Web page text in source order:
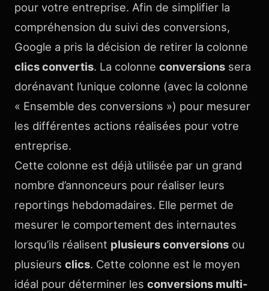
pour votre entreprise. Afin de simplifier la
compréhension du suivi des conversions,
Google a pris la décision de retirer la colonne
clics convertis. La colonne conversions sera
dorénavant l’unique colonne (avec la colonne
« Ensemble des conversions ») pour mesurer
les différentes actions réalisées pour votre
entreprise.
Cette colonne est déjà utilisée par un grand
nombre d’annonceurs pour réaliser leurs
reportings hebdomadaires. Elle permet de
mesurer le comportement des internautes
lorsqu’ils réalisent plusieurs conversions ou
plusieurs clics. Cette colonne est le moyen
idéal pour déterminer les conversions multi-